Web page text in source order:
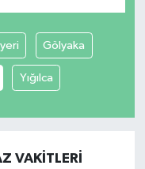
Gölyaka
Yığılca
VAKITLERI